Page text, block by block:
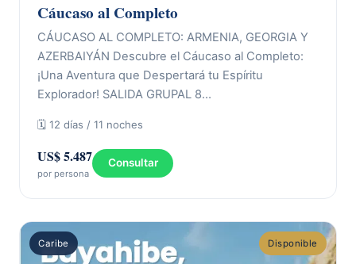
Cáucaso al Completo
CÁUCASO AL COMPLETO: ARMENIA, GEORGIA Y
AZERBAIYÁN Descubre el Cáucaso al Completo:
¡Una Aventura que Despertará tu Espíritu
Explorador! SALIDA GRUPAL 8…
🗓 12 días / 11 noches
US$ 5.487
por persona
Consultar
Caribe Disponible